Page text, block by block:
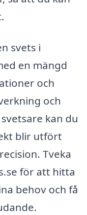
svets i
en mängd
och
och
kan du
blir utfört
Tveka
för att hitta
behov och få